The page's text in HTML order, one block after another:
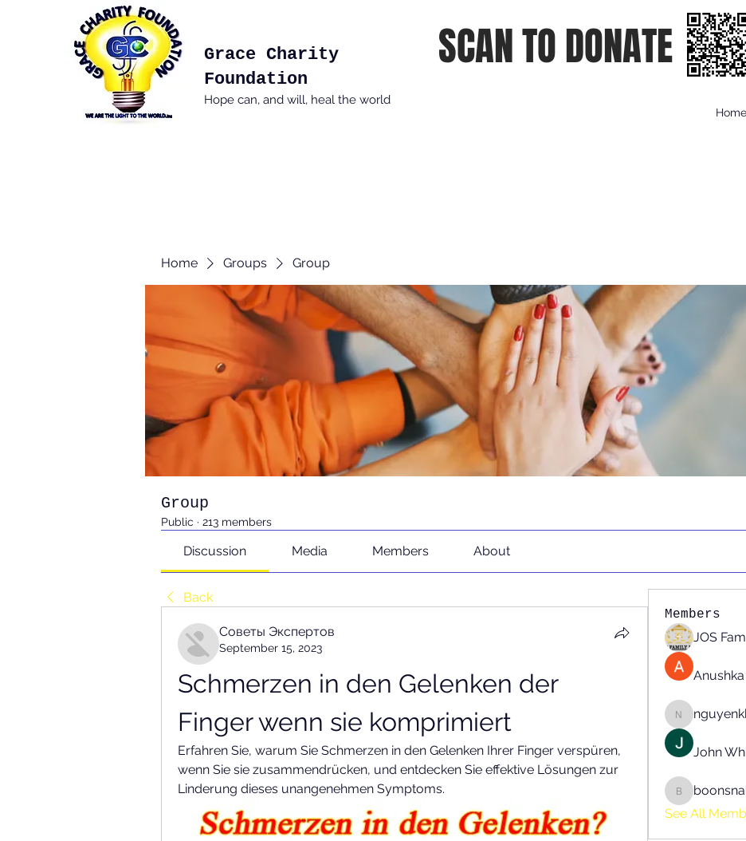
Grace Charity
Foundation
Hope can, and will, heal the world
SCAN TO DONATE
Home
Home Groups Group
Group
Public · 213 members
Discussion Media Members About
Back
Советы Экспертов
September 15, 2023
Schmerzen in den Gelenken der
Finger wenn sie komprimiert
Erfahren Sie, warum Sie Schmerzen in den Gelenken Ihrer Finger verspüren,
wenn Sie sie zusammendrücken, und entdecken Sie effektive Lösungen zur
Linderung dieses unangenehmen Symptoms.
Members
JOS
John
boonsnake3
See All